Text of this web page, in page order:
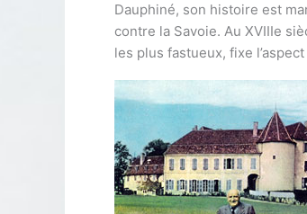
Dauphiné, son histoire est
contre la Savoie. Au XVIIIe
les plus fastueux, fixe